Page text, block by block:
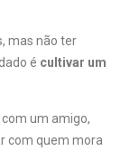
mas não ter
é cultivar um
um amigo,
com quem mora